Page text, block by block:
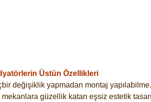
Üstün Özellikleri
değişiklik yapmadan montaj yapılabilme.
güzellik katan eşsiz estetik